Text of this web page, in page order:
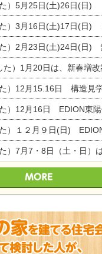
25日(土)26日(日) 無垢の木の家体
日(土)17日(日) ＥＤＩＯＮ東陽住建でんき
月23日(土)24日(日) 無垢の木の家
は、新春増改築リフォームまつり＆家の修理祭り＆
月15.16日 構造見学会 清須市西
16日 EDION東陽住建でんき OPEN第二
日(日) EDION東陽住建でんき館プレＯＰＥＮ
、地震に強くて安心！暮らしを楽しむ東濃ひのきの平屋の家体験見学会を開催